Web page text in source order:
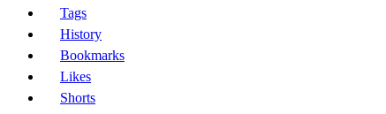
Tags
History
Bookmarks
Likes
Shorts